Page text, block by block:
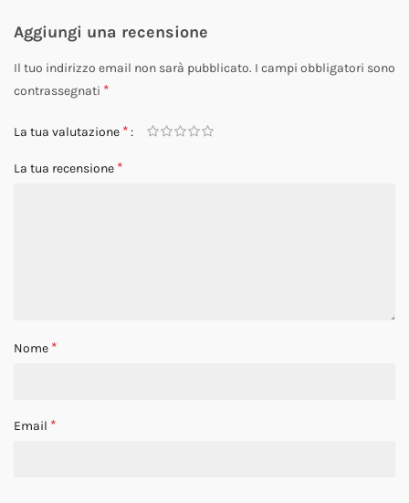
Aggiungi una recensione
Il tuo indirizzo email non sarà pubblicato. I campi obbligatori sono
contrassegnati *
La tua valutazione *
La tua recensione *
Nome *
Email *